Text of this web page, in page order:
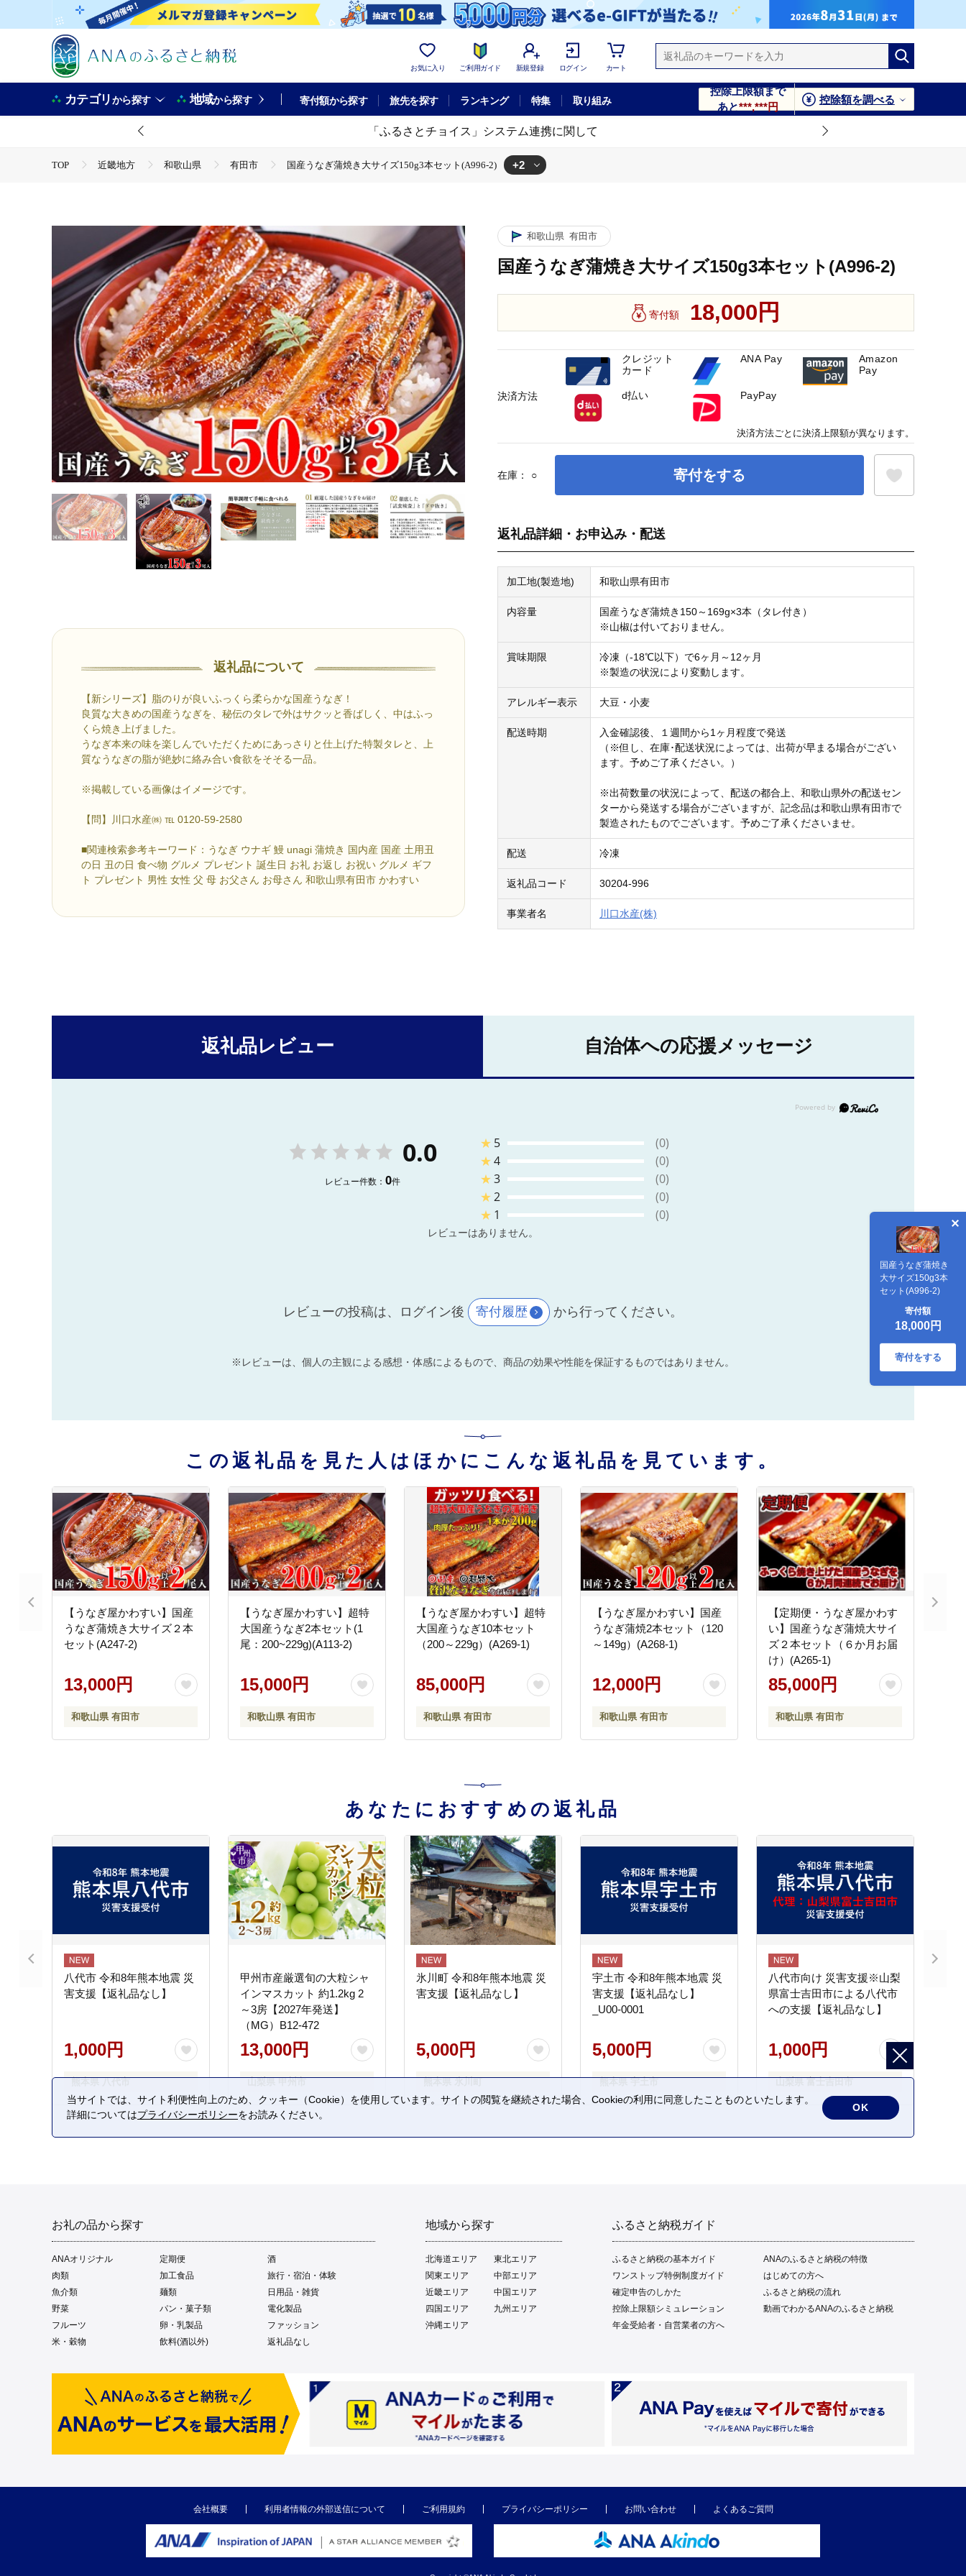
お気に入り ご利用ガイド 新規登録 ログイン カート
カテゴリから探す 地域から探す 寄付額から探す 旅先を探す ランキング 特集 取り組み
控除上限額まで
あと***,***円
控除額を調べる
「ふるさとチョイス」システム連携に関して
TOP 近畿地方 和歌山県 有田市 国産うなぎ蒲焼き大サイズ150g3本セット(A996-2) +2
返礼品について
【新シリーズ】脂のりが良いふっくら柔らかな国産うなぎ！
良質な大きめの国産うなぎを、秘伝のタレで外はサクッと香ばしく、中はふっ
くら焼き上げました。
うなぎ本来の味を楽しんでいただくためにあっさりと仕上げた特製タレと、上
質なうなぎの脂が絶妙に絡み合い食欲をそそる一品。
※掲載している画像はイメージです。
【問】川口水産㈱ ℡ 0120-59-2580
■関連検索参考キーワード：うなぎ ウナギ 鰻 unagi 蒲焼き 国内産 国産 土用丑
の日 丑の日 食べ物 グルメ プレゼント 誕生日 お礼 お返し お祝い グルメ ギフ
ト プレゼント 男性 女性 父 母 お父さん お母さん 和歌山県有田市 かわすい
和歌山県 有田市
国産うなぎ蒲焼き大サイズ150g3本セット(A996-2)
寄付額 18,000円
在庫： ○ 寄付をする
国産うなぎ蒲焼き
大サイズ150g3本
セット(A996-2)
寄付額
18,000円
寄付をする
返礼品詳細・お申込み・配送
加工地(製造地) 和歌山県有田市
内容量
国産うなぎ蒲焼き150～169g×3本（タレ付き）
※山椒は付いておりません。
賞味期限
冷凍（-18℃以下）で6ヶ月～12ヶ月
※製造の状況により変動します。
アレルギー表示 大豆・小麦
配送時期
入金確認後、１週間から1ヶ月程度で発送
（※但し、在庫･配送状況によっては、出荷が早まる場合がござい
ます。予めご了承ください。）
※出荷数量の状況によって、配送の都合上、和歌山県外の配送セン
ターから発送する場合がございますが、記念品は和歌山県有田市で
製造されたものでございます。予めご了承くださいませ。
配送 冷凍
返礼品コード 30204-996
事業者名 川口水産(株)
決済方法
クレジット
カード
ANA Pay
Amazon
Pay
d払い PayPay
決済方法ごとに決済上限額が異なります。
返礼品レビュー 自治体への応援メッセージ
0.0
レビュー件数： 0件
★ 5
(0)
★4
(0)
★3
(0)
★2
(0)
★ 1 (0)
レビューはありません。
レビューの投稿は、ログイン後 寄付履歴 から行ってください。
※レビューは、個人の主観による感想・体感によるもので、商品の効果や性能を保証するものではありません。
この返礼品を見た人はほかにこんな返礼品を見ています。
【うなぎ屋かわすい】国産
うなぎ蒲焼き大サイズ２本
セット(A247-2)
13,000円
和歌山県 有田市
【うなぎ屋かわすい】超特
大国産うなぎ2本セット(1
尾：200~229g)(A113-2)
15,000円
和歌山県 有田市
【うなぎ屋かわすい】超特
大国産うなぎ10本セット
（200～229g）(A269-1)
85,000円
和歌山県 有田市
【うなぎ屋かわすい】国産
うなぎ蒲焼2本セット（120
～149g）(A268-1)
12,000円
和歌山県 有田市
【定期便・うなぎ屋かわす
い】国産うなぎ蒲焼大サイ
ズ２本セット（６か月お届
け）(A265-1)
85,000円
和歌山県 有田市
あなたにおすすめの返礼品
八代市 令和8年熊本地震 災
害支援【返礼品なし】
1,000円
甲州市産厳選旬の大粒シャ
インマスカット 約1.2kg 2
～3房【2027年発送】
（MG）B12-472
13,000円
氷川町 令和8年熊本地震 災
害支援【返礼品なし】
5,000円
宇土市 令和8年熊本地震 災
害支援【返礼品なし】
_U00-0001
5,000円
八代市向け 災害支援※山梨
県富士吉田市による八代市
への支援【返礼品なし】
1,000円
お礼の品から探す
ANAオリジナル 定期便
酒
肉類
加工食品
旅行・宿泊・体験
魚介類
麺類
日用品・雑貨
野菜
パン・菓子類
電化製品
フルーツ
卵・乳製品
ファッション
米・穀物
飲料(酒以外) 返礼品なし
地域から探す
北海道エリア
東北エリア
関東エリア
中部エリア
近畿エリア
中国エリア
四国エリア
九州エリア
沖縄エリア
ふるさと納税ガイド
ふるさと納税の基本ガイド
ANAのふるさと納税の特徴
ワンストップ特例制度ガイド
はじめての方へ
確定申告のしかた
ふるさと納税の流れ
控除上限額シミュレーション
動画でわかるANAのふるさと納税
年金受給者・自営業者の方へ
会社概要 利用者情報の外部送信について ご利用規約 プライバシーポリシー お問い合わせ よくあるご質問
当サイトでは、サイト利便性向上のため、クッキー（Cookie）を使用しています。サイトの閲覧を継続された場合、Cookieの利用に同意したことものといたします。
詳細についてはプライバシーポリシーをお読みください。
OK